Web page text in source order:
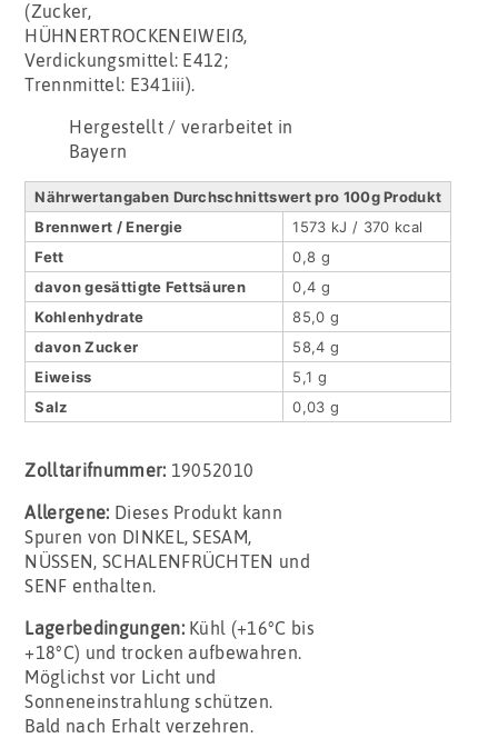
(Zucker,
HÜHNERTROCKENEIWEIß,
Verdickungsmittel: E412;
Trennmittel: E341iii).
Hergestellt / verarbeitet in
Bayern
Nährwertangaben Durchschnittswert pro 100g Produkt
Brennwert / Energie
1573 kJ / 370 kcal
Fett
0,8 g
davon gesättigte Fettsäuren
0,4 g
Kohlenhydrate
85,0 g
davon Zucker
58,4 g
Eiweiss
5,1 g
Salz
0,03 g
Zolltarifnummer: 19052010
Allergene: Dieses Produkt kann
Spuren von DINKEL, SESAM,
NÜSSEN, SCHALENFRÜCHTEN und
SENF enthalten.
Lagerbedingungen: Kühl (+16°C bis
+18°C) und trocken aufbewahren.
Möglichst vor Licht und
Sonneneinstrahlung schützen.
Bald nach Erhalt verzehren.